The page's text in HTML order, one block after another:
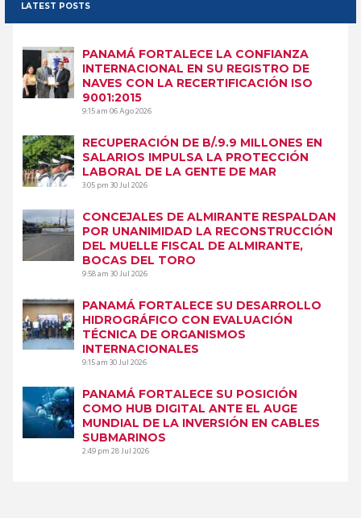
LATEST POSTS
PANAMÁ FORTALECE LA CONFIANZA
INTERNACIONAL EN SU REGISTRO DE
NAVES CON LA RECERTIFICACIÓN ISO
9001:2015
9:15 am06 Ago 2026
RECUPERACIÓN DE B/.9.9 MILLONES EN
SALARIOS IMPULSA LA PROTECCIÓN
LABORAL DE LA GENTE DE MAR
3:05 pm30 Jul 2026
CONCEJALES DE ALMIRANTE RESPALDAN
POR UNANIMIDAD LA RECONSTRUCCIÓN
DEL MUELLE FISCAL DE ALMIRANTE,
BOCAS DEL TORO
9:58 am30 Jul 2026
PANAMÁ FORTALECE SU DESARROLLO
HIDROGRÁFICO CON EVALUACIÓN
TÉCNICA DE ORGANISMOS
INTERNACIONALES
9:15 am30 Jul 2026
PANAMÁ FORTALECE SU POSICIÓN
COMO HUB DIGITAL ANTE EL AUGE
MUNDIAL DE LA INVERSIÓN EN CABLES
SUBMARINOS
2:49 pm28 Jul 2026